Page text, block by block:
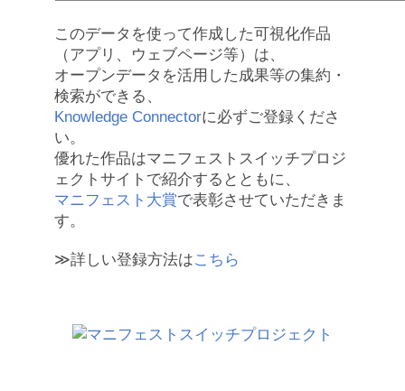
このデータを使って作成した可視化作品
（アプリ、ウェブページ等）は、
オープンデータを活用した成果等の集約・
検索ができる、
Knowledge Connectorに必ずご登録くださ
い。
優れた作品はマニフェストスイッチプロジ
ェクトサイトで紹介するとともに、
マニフェスト大賞で表彰させていただきま
す。
≫詳しい登録方法はこちら